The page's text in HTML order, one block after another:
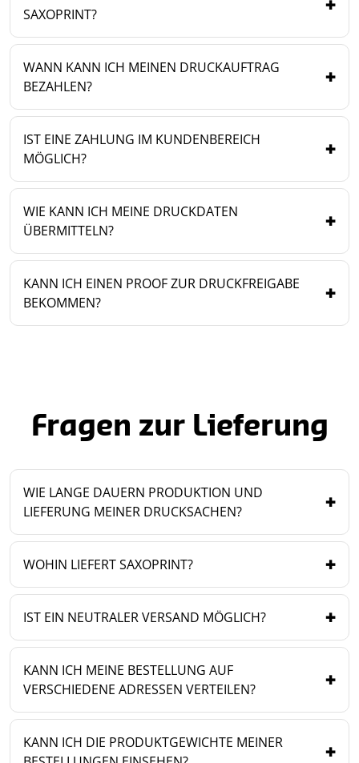
SAXOPRINT?
WANN KANN ICH MEINEN DRUCKAUFTRAG
BEZAHLEN?
IST EINE ZAHLUNG IM KUNDENBEREICH
MÖGLICH?
WIE KANN ICH MEINE DRUCKDATEN
ÜBERMITTELN?
KANN ICH EINEN PROOF ZUR DRUCKFREIGABE
BEKOMMEN?
Fragen zur Lieferung
WIE LANGE DAUERN PRODUKTION UND
LIEFERUNG MEINER DRUCKSACHEN?
WOHIN LIEFERT SAXOPRINT?
IST EIN NEUTRALER VERSAND MÖGLICH?
KANN ICH MEINE BESTELLUNG AUF
VERSCHIEDENE ADRESSEN VERTEILEN?
KANN ICH DIE PRODUKTGEWICHTE MEINER